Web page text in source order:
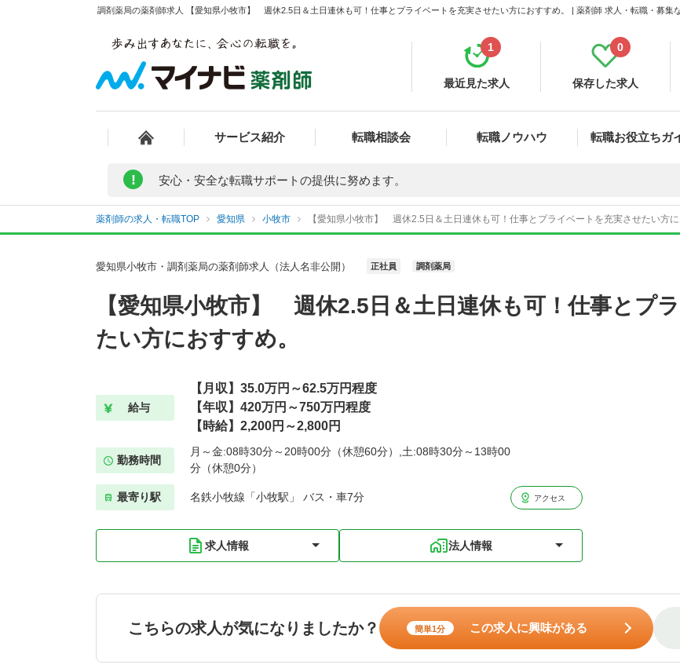
調剤薬局の薬剤師求人 【愛知県小牧市】 週休2.5日＆土日連休も可！仕事とプライベートを充実させたい方におすすめ。 | 薬剤師 求人・転職・募集
最近見た求人
1
保存した求人
0
サービス紹介 転職相談会 転職ノウハウ 転職お役立ちガ
! 安心・安全な転職サポートの提供に努めます。
薬剤師の求人・転職TOP 愛知県 小牧市 【愛知県小牧市】 週休2.5日＆土日連休も可！仕事とプライベートを充実させたい方
愛知県小牧市・調剤薬局の薬剤師求人（法人名非公開） 正社員 調剤薬局
【愛知県小牧市】 週休2.5日＆土日連休も可！仕事とプ
たい方におすすめ。
給与
【月収】35.0万円～62.5万円程度
【年収】420万円～750万円程度
【時給】2,200円～2,800円
勤務時間
月～金:08時30分～20時00分（休憩60分）,土:08時30分～13時00
分（休憩0分）
最寄り駅 名鉄小牧線「小牧駅」 バス・車7分 アクセス
求人情報 法人情報
こちらの求人が気になりましたか？ 簡単1分 この求人に興味がある